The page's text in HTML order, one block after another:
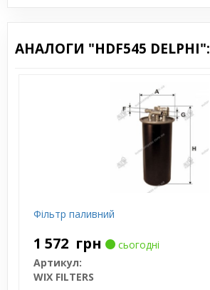
АНАЛОГИ "HDF545 DELPHI":
Фільтр паливний
1 572 грн
сьогодні
Артикул:
WIX FILTERS